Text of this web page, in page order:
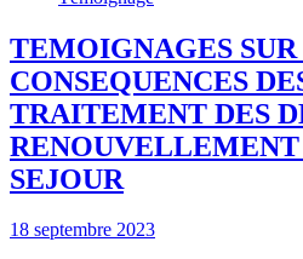
TEMOIGNAGES SUR
CONSEQUENCES
TRAITEMENT DES
SEJOUR
18 septembre 2023